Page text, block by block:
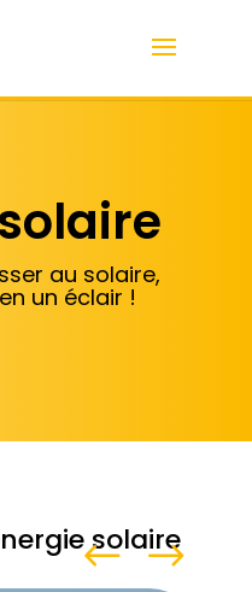
au solaire,
un éclair !
solaire